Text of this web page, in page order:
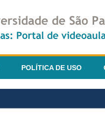
POLÍTICA DE USO